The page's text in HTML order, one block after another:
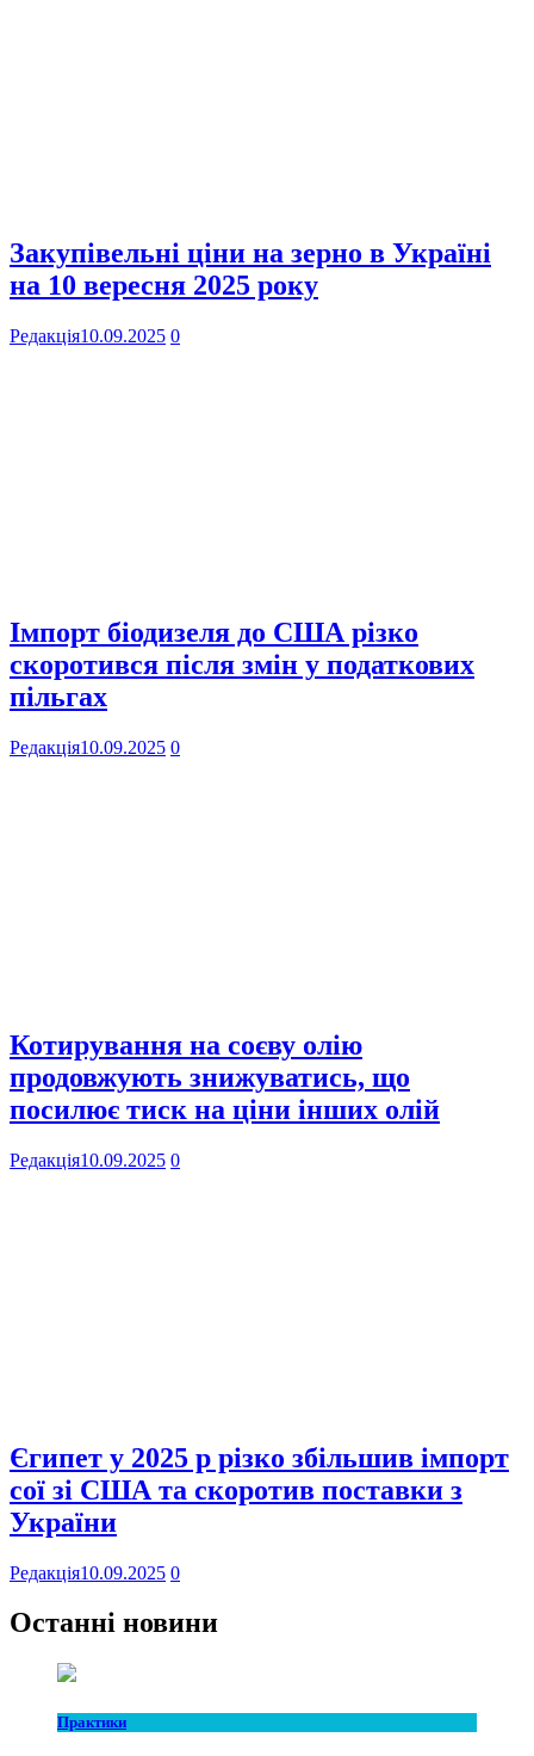
Закупівельні ціни на зерно в Україні
на 10 вересня 2025 року
Редакція10.09.2025 0
Імпорт біодизеля до США різко
скоротився після змін у податкових
пільгах
Редакція10.09.2025 0
Котирування на соєву олію
продовжують знижуватись, що
посилює тиск на ціни інших олій
Редакція10.09.2025 0
Єгипет у 2025 р різко збільшив імпорт
сої зі США та скоротив поставки з
України
Редакція10.09.2025 0
Останні новини
Практики